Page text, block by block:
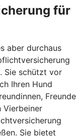
für
aber durchaus
Sie schützt vor
Ihren Hund
Freunde
Vierbeiner
Sie bietet